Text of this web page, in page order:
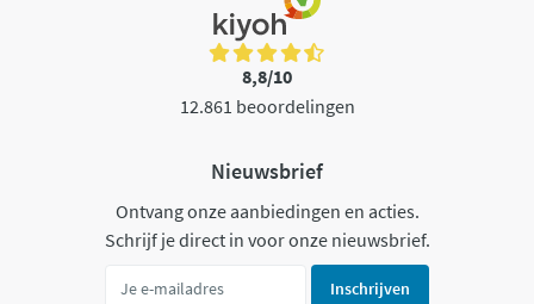
8,8/10
12.861 beoordelingen
Nieuwsbrief
Ontvang onze aanbiedingen en acties.
Schrijf je direct in voor onze nieuwsbrief.
Inschrijven